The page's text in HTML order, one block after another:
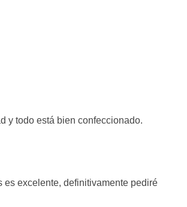
y todo está bien confeccionado.
es excelente, definitivamente pediré